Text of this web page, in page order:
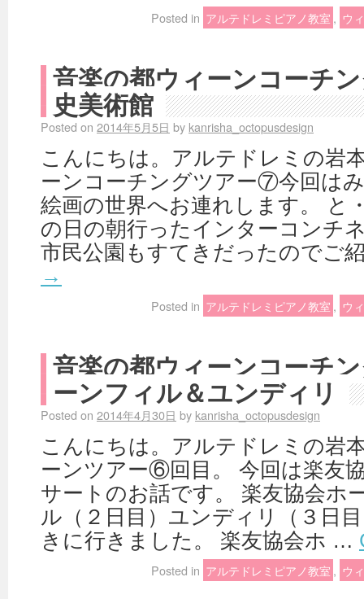
Posted in アルテドレミピアノ教室 , ウ
音楽の都ウィーンコーチ
史美術館
Posted on 2014年5月5日 by kanrisha_octopusdesign
こんにちは。アルテドレミの岩
ーンコーチングツアー⑦今回は
絵画の世界へお連れします。 と
の日の朝行ったインターコンチ
市民公園もすてきだったのでご
→
Posted in アルテドレミピアノ教室 , ウ
音楽の都ウィーンコーチ
ーンフィル＆ユンディリ
Posted on 2014年4月30日 by kanrisha_octopusdesign
こんにちは。アルテドレミの岩
ーンツアー⑥回目。 今回は楽友
サートのお話です。 楽友協会ホ
ル（２日目）ユンディリ（３日
きに行きました。 楽友協会ホ …
Posted in アルテドレミピアノ教室 , ウ